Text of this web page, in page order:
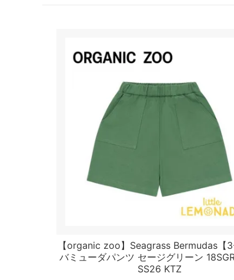
【organic zoo】Seagrass Bermudas【
バミューダパンツ セージグリーン
SS26 KTZ